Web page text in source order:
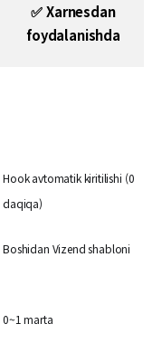
✅ Xarnesdan
foydalanishda
Hook avtomatik kiritilishi (0
daqiqa)
Boshidan Vizend shabloni
0~1 marta